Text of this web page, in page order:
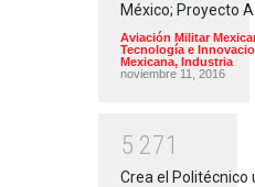
México; Proyecto
Aviación Militar
Tecnología e
Mexicana, Industria
noviembre 11, 2016
5 271
Crea el Politécnico